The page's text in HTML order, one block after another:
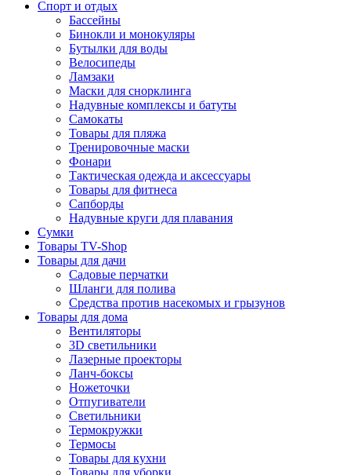
Спорт и отдых
Бассейны
Бинокли и монокуляры
Бутылки для воды
Велосипеды
Ламзаки
Маски для снорклинга
Надувные комплексы и батуты
Самокаты
Товары для пляжа
Тренировочные маски
Фонари
Тактическая одежда и аксессуары
Товары для фитнеса
Сапборды
Надувные круги для плавания
Сумки
Товары TV-Shop
Товары для дачи
Садовые перчатки
Шланги для полива
Средства против насекомых и грызунов
Товары для дома
Вентиляторы
3D светильники
Лазерные проекторы
Ланч-боксы
Ножеточки
Отпугиватели
Светильники
Термокружки
Термосы
Товары для кухни